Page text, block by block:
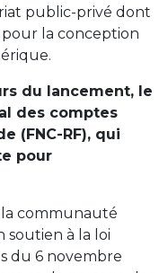
public-privé dont
pour la conception
du lancement, le
des comptes
(FNC-RF), qui
pour
la communauté
soutien à la loi
du 6 novembre